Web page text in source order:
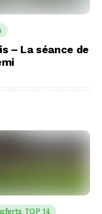
– La séance de
TOP 14